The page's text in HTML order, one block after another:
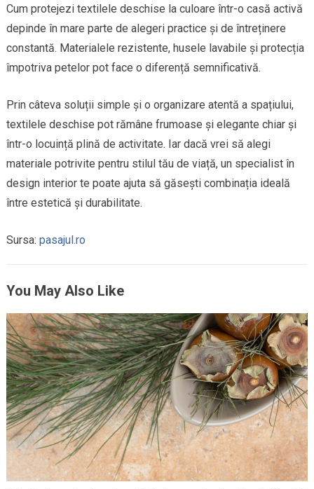
Cum protejezi textilele deschise la culoare într-o casă activă
depinde în mare parte de alegeri practice și de întreținere
constantă. Materialele rezistente, husele lavabile și protecția
împotriva petelor pot face o diferență semnificativă.
Prin câteva soluții simple și o organizare atentă a spațiului,
textilele deschise pot rămâne frumoase și elegante chiar și
într-o locuință plină de activitate. Iar dacă vrei să alegi
materiale potrivite pentru stilul tău de viață, un specialist în
design interior te poate ajuta să găsești combinația ideală
între estetică și durabilitate.
Sursa: pasajul.ro
You May Also Like